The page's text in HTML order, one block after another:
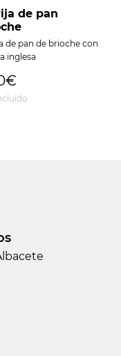
de pan
de pan de brioche con
inglesa